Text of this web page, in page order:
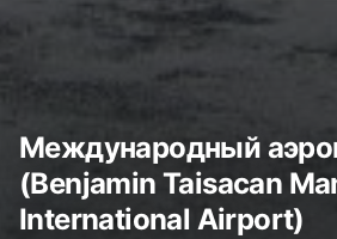
Международный
(Benjamin Taisacan
International Airport)